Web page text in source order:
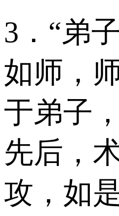
3．“弟
如师，
于弟子
先后，
攻，如